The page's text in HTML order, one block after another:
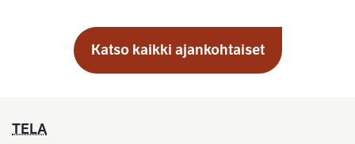
Katso kaikki ajankohtaiset
TELA